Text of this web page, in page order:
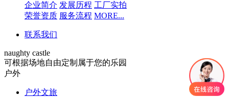
企业简介 发展历程 工厂实拍
荣誉资质 服务流程 MORE...
联系我们
naughty castle
可根据场地自由定制属于您的乐园
户外
户外文旅